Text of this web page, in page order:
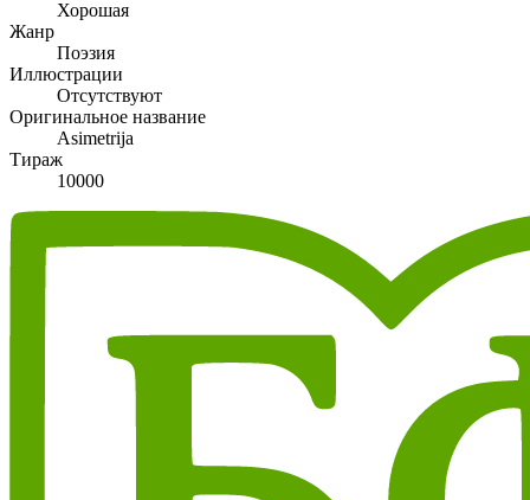
Хорошая
Жанр
Поэзия
Иллюстрации
Отсутствуют
Оригинальное название
Asimetrija
Тираж
10000